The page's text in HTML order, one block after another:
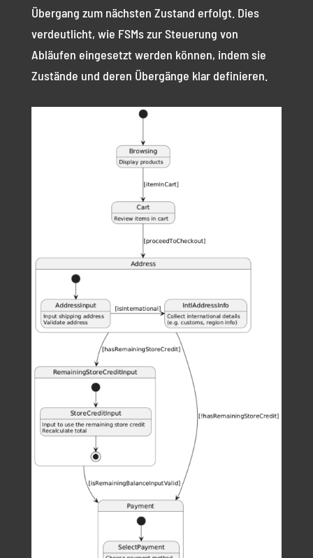
Übergang zum nächsten Zustand erfolgt. Dies
verdeutlicht, wie FSMs zur Steuerung von
Abläufen eingesetzt werden können, indem sie
Zustände und deren Übergänge klar definieren.